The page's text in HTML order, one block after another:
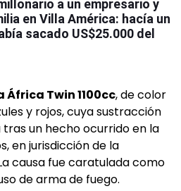
a un empresario y
en Villa América: hacía un
sacado US$25.000 del
África Twin 1100cc, de color
y rojos, cuya sustracción
un hecho ocurrido en la
en jurisdicción de la
causa fue caratulada como
de arma de fuego.